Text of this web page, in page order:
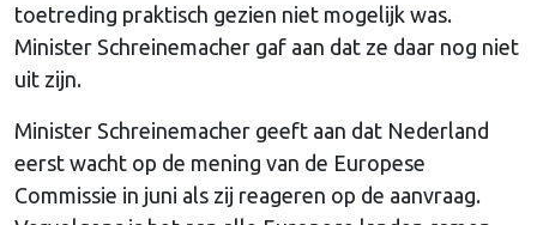
toetreding praktisch gezien niet mogelijk was.
Minister Schreinemacher gaf aan dat ze daar nog niet
uit zijn.
Minister Schreinemacher geeft aan dat Nederland
eerst wacht op de mening van de Europese
Commissie in juni als zij reageren op de aanvraag.